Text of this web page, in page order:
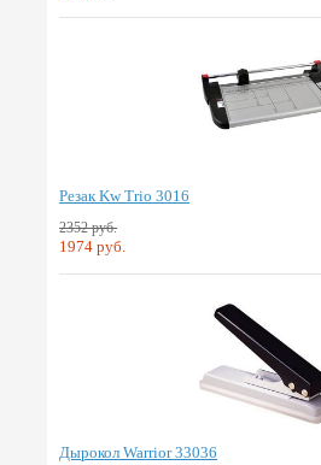
Резак Kw Trio 3016
2352 руб.
1974 руб.
Дырокол Warrior 33036